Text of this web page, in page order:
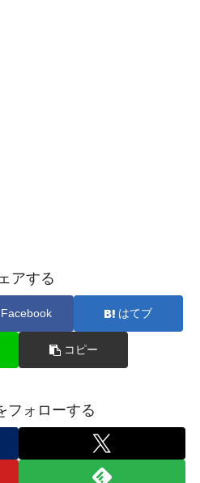
アする
Facebook はてブ
コピー
フォローする